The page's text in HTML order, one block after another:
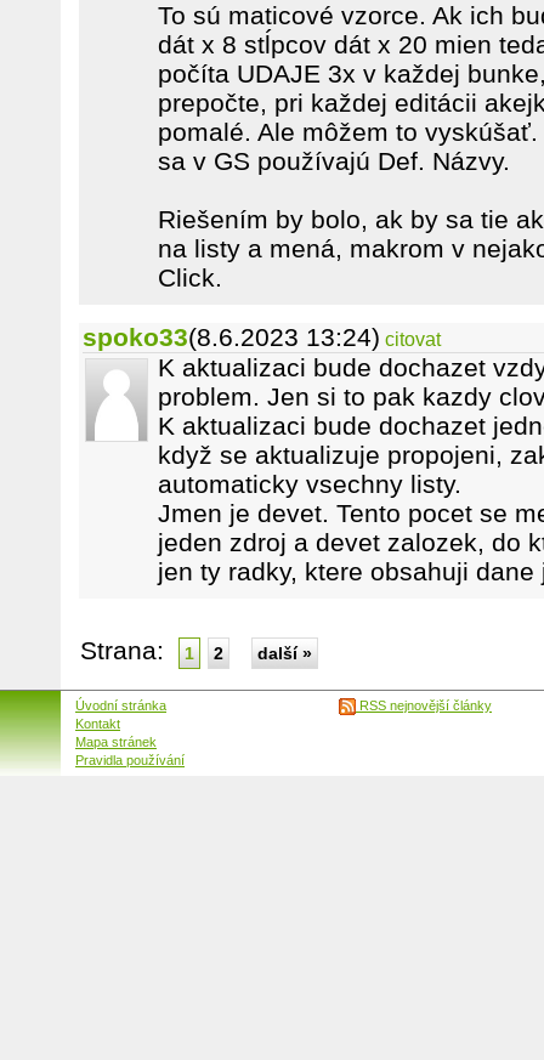
To sú maticové vzorce. Ak ich
dát x 8 stĺpcov dát x 20 mien
počíta UDAJE 3x v každej
prepočte, pri každej editácii
pomalé. Ale môžem to
sa v GS používajú Def. Názvy.
Riešením by bolo, ak by sa tie
na listy a mená, makrom v
Click.
spoko33(8.6.2023 13:24) citovat
K aktualizaci bude dochazet
problem. Jen si to pak kazdy
K aktualizaci bude dochazet
když se aktualizuje propojeni,
automaticky vsechny listy.
Jmen je devet. Tento pocet se
jeden zdroj a devet zalozek, do
jen ty radky, ktere obsahuji dane
Strana: 1 2 další »
Úvodní stránka
Kontakt
Mapa stránek
Pravidla používání
RSS nejnovější články